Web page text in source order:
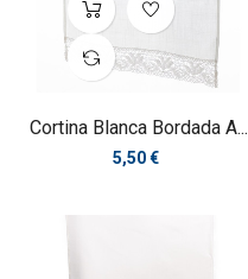
Cortina Blanca Bordada A...
Precio
5,50 €